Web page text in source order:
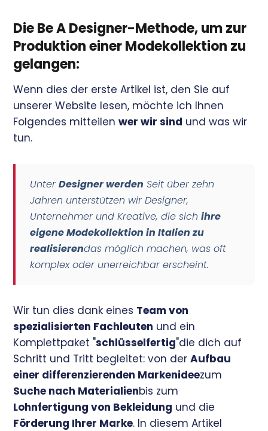
Die Be A Designer-Methode, um zur
Produktion einer Modekollektion zu
gelangen:
Wenn dies der erste Artikel ist, den Sie auf
unserer Website lesen, möchte ich Ihnen
Folgendes mitteilenwer wir sind und was wir
tun.
UnterDesigner werden Seit über zehn
Jahren unterstützen wir Designer,
Unternehmer und Kreative, die sichihre
eigene Modekollektion in Italien zu
realisierendas möglich machen, was oft
komplex oder unerreichbar erscheint.
Wir tun dies dank eines Team von
spezialisierten Fachleuten und ein
Komplettpaket "schlüsselfertig"die dich auf
Schritt und Tritt begleitet: von derAufbau
einer differenzierenden Markenideezum
Suche nach Materialienbis zum
Lohnfertigung von Bekleidung und die
Förderung Ihrer Marke. In diesem Artikel